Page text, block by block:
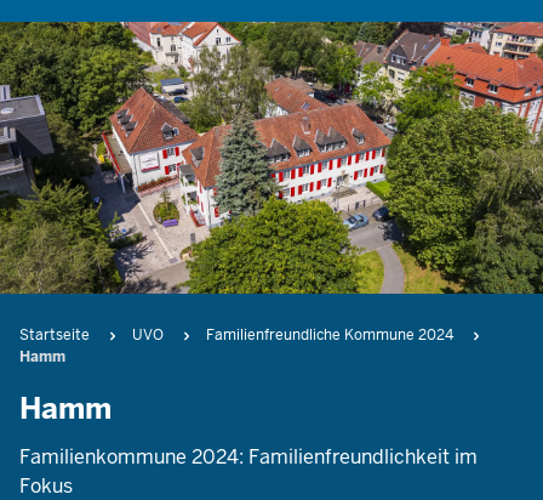
Pfadnavigation
Startseite UVO
Familienfreundliche Kommune 2024
Hamm
Hamm
Familienkommune 2024: Familienfreundlichkeit im
Fokus